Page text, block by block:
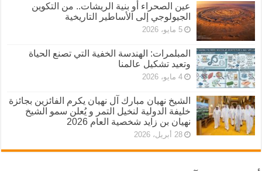
عين الصحراء أو بنية الريشات.. من التكوين
الجيولوجي إلى الأساطير التاريخية
5 مايو، 2026
المبلمرات: الهندسة الخفية التي تصنع الحياة
وتعيد تشكيل عالمنا
4 مايو، 2026
الشيخ نهيان مبارك آل نهيان يكرم الفائزين بجائزة
خليفة الدولية لنخيل التمر و يُعلن سمو الشيخ
نهيان بن زايد شخصية العام 2026
28 أبريل، 2026